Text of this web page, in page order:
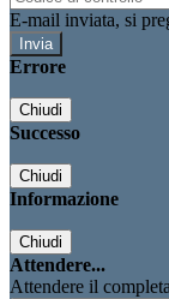
E-mail inviata, si
Errore
Chiudi
Successo
Chiudi
Informazione
Chiudi
Attendere...
Attendere il